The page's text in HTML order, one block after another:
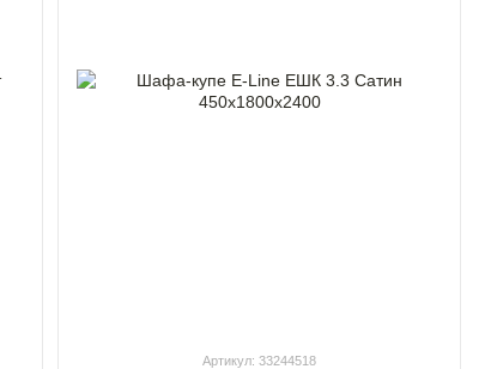
Артикул: 33244518